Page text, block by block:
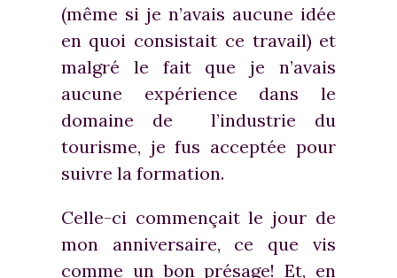
(même si je n’avais aucune idée
en quoi consistait ce travail) et
malgré le fait que je n’avais
aucune expérience dans le
domaine de l’industrie du
tourisme, je fus acceptée pour
suivre la formation.
Celle-ci commençait le jour de
mon anniversaire, ce que vis
comme un bon présage! Et, en